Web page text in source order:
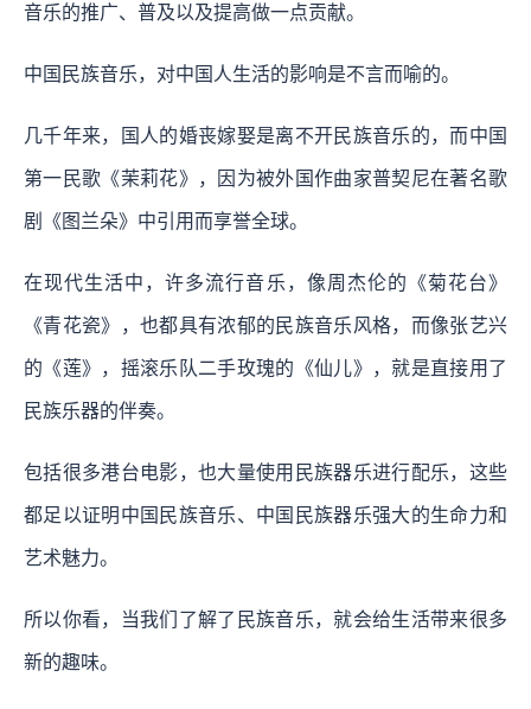
音乐的推广、普及以及提高做一点贡献。
中国民族音乐，对中国人生活的影响是不言而喻的。
几千年来，国人的婚丧嫁娶是离不开民族音乐的，而中国
第一民歌《茉莉花》，因为被外国作曲家普契尼在著名歌
剧《图兰朵》中引用而享誉全球。
在现代生活中，许多流行音乐，像周杰伦的《菊花台》
《青花瓷》，也都具有浓郁的民族音乐风格，而像张艺兴
的《莲》，摇滚乐队二手玫瑰的《仙儿》，就是直接用了
民族乐器的伴奏。
包括很多港台电影，也大量使用民族器乐进行配乐，这些
都足以证明中国民族音乐、中国民族器乐强大的生命力和
艺术魅力。
所以你看，当我们了解了民族音乐，就会给生活带来很多
新的趣味。